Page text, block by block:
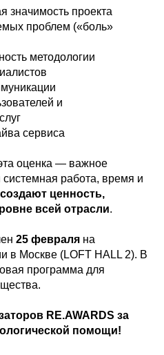
значимость проекта
проблем («боль»
методологии
и
сервиса
оценка — важное
системная работа, время и
создают ценность,
всей отрасли.
25 февраля на
в Москве (LOFT HALL 2). В
программа для
RE.AWARDS за
помощи!